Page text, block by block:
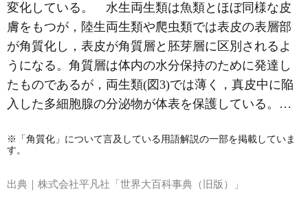
変化している。 水生両生類は魚類とほぼ同様な皮
膚をもつが，陸生両生類や爬虫類では表皮の表層部
が角質化し，表皮が角質層と胚芽層に区別されるよ
うになる。角質層は体内の水分保持のために発達し
たものであるが，両生類(図3)では薄く，真皮中に陥
入した多細胞腺の分泌物が体表を保護している。…
※「角質化」について言及している用語解説の一部を掲載していま
す。
出典｜ 株式会社平凡社「世界大百科事典（旧版）」